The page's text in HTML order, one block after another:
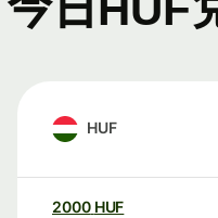
HUF
2000 HUF